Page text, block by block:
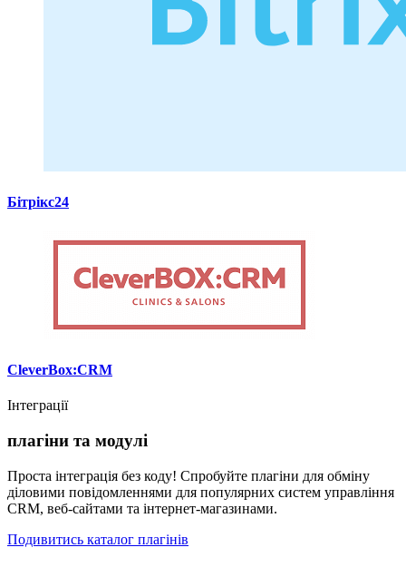
Бітрікс24
CleverBox:CRM
Інтеграції
плагіни та модулі
Проста інтеграція без коду! Спробуйте плагіни для обміну
діловими повідомленнями для популярних систем управління
CRM, веб-сайтами та інтернет-магазинами.
Подивитись каталог плагінів